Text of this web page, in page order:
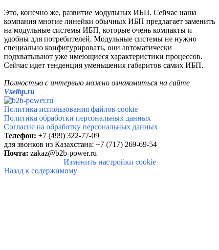
Это, конечно же, развитие модульных ИБП. Сейчас наша
компания многие линейки обычных ИБП предлагает заменить
на модульные системы ИБП, которые очень компакты и
удобны для потребителей. Модульные системы не нужно
специально конфигурировать, они автоматически
подхватывают уже имеющиеся характеристики процессов.
Сейчас идет тенденция уменьшения габаритов самих ИБП.
Полностью с интервью можно ознакомиться на сайте
Vseibp.ru
Политика использования файлов cookie
Политика обработки персональных данных
Согласие на обработку персональных данных
Телефон: +7 (499) 322-77-09
для звонков из Казахстана: +7 (717) 269-69-54
Почта: zakaz@b2b-power.ru
Изменить настройки cookie
Назад к содержимому